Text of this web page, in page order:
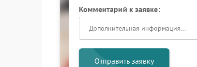
Комментарий к заявке:
Отправить заявку